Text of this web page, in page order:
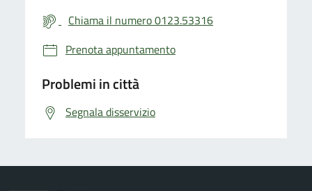
Chiama il numero 0123.53316
Prenota appuntamento
Problemi in città
Segnala disservizio